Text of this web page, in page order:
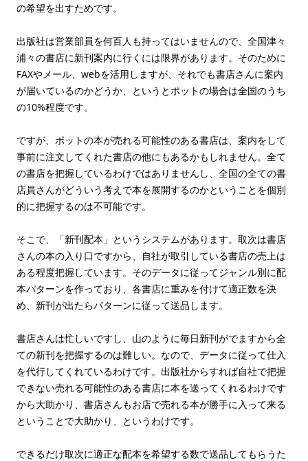
の希望を出すためです。
出版社は営業部員を何百人も持ってはいませんので、全国津々
浦々の書店に新刊案内に行くには限界があります。そのために
FAXやメール、webを活用しますが、それでも書店さんに案内
が届いているのかどうか、というとポットの場合は全国のうち
の10%程度です。
ですが、ポットの本が売れる可能性のある書店は、案内をして
事前に注文してくれた書店の他にもあるかもしれません。全て
の書店を把握しているわけではありませんし、全国の全ての書
店員さんがどういう考えで本を展開するのかということを個別
的に把握するのは不可能です。
そこで、「新刊配本」というシステムがあります。取次は書店
さんの本の入り口ですから、自社が取引している書店の売上は
ある程度把握しています。そのデータに従ってジャンル別に配
本パターンを作っており、各書店に重みを付けて適正数を決
め、新刊が出たらパターンに従って送品します。
書店さんは忙しいですし、山のように毎日新刊がでますから全
ての新刊を把握するのは難しい。なので、データに従って仕入
を代行してくれているわけです。出版社からすれば自社で把握
できない売れる可能性のある書店に本を送ってくれるわけです
から大助かり、書店さんもお店で売れる本が勝手に入って来る
ということで大助かり、というわけです。
できるだけ取次に適正な配本を希望する数で送品してもらうた